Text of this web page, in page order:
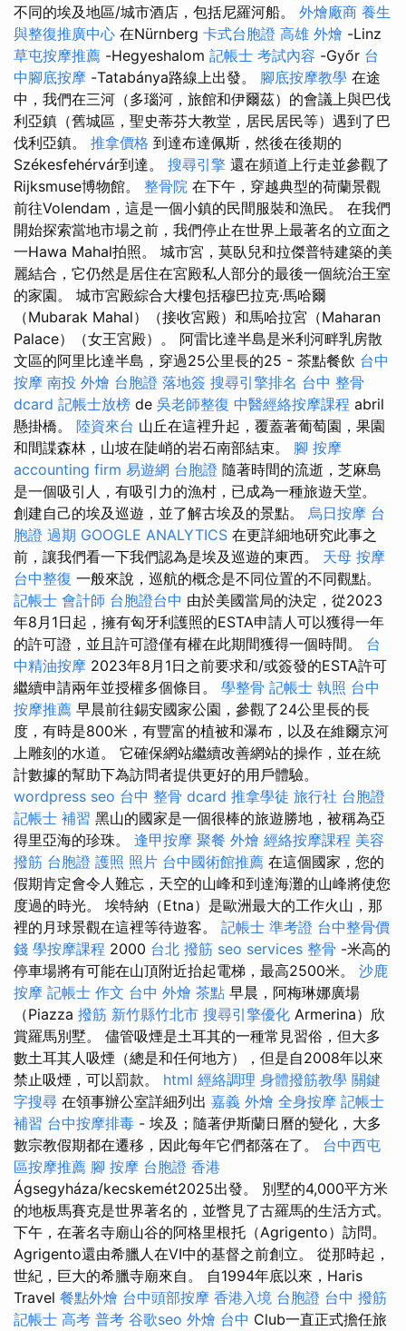
不同的埃及地區/城市酒店，包括尼羅河船。 外燴廠商 養生
與整復推廣中心 在Nürnberg 卡式台胞證 高雄 外燴 -Linz
草屯按摩推薦 -Hegyeshalom 記帳士 考試內容 -Győr 台
中腳底按摩 -Tatabánya路線上出發。 腳底按摩教學 在途
中，我們在三河（多瑙河，旅館和伊爾茲）的會議上與巴伐
利亞鎮（舊城區，聖史蒂芬大教堂，居民居民等）遇到了巴
伐利亞鎮。 推拿價格 到達布達佩斯，然後在後期的
Székesfehérvár到達。 搜尋引擎 還在頻道上行走並參觀了
Rijksmuse博物館。 整骨院 在下午，穿越典型的荷蘭景觀
前往Volendam，這是一個小鎮的民間服裝和漁民。 在我們
開始探索當地市場之前，我們停止在世界上最著名的立面之
一Hawa Mahal拍照。 城市宮，莫臥兒和拉傑普特建築的美
麗結合，它仍然是居住在宮殿私人部分的最後一個統治王室
的家園。 城市宮殿綜合大樓包括穆巴拉克·馬哈爾
（Mubarak Mahal）（接收宮殿）和馬哈拉宮（Maharan
Palace）（女王宮殿）。 阿雷比達半島是米利河畔乳房散
文區的阿里比達半島，穿過25公里長的25 - 茶點餐飲 台中
按摩 南投 外燴 台胞證 落地簽 搜尋引擎排名 台中 整骨
dcard 記帳士放榜 de 吳老師整復 中醫經絡按摩課程 abril
懸掛橋。 陸資來台 山丘在這裡升起，覆蓋著葡萄園，果園
和間諜森林，山坡在陡峭的岩石南部結束。 腳 按摩
accounting firm 易遊網 台胞證 隨著時間的流逝，芝麻島
是一個吸引人，有吸引力的漁村，已成為一種旅遊天堂。
創建自己的埃及巡遊，並了解古埃及的景點。 烏日按摩 台
胞證 過期 GOOGLE ANALYTICS 在更詳細地研究此事之
前，讓我們看一下我們認為是埃及巡遊的東西。 天母 按摩
台中整復 一般來說，巡航的概念是不同位置的不同觀點。
記帳士 會計師 台胞證台中 由於美國當局的決定，從2023
年8月1日起，擁有匈牙利護照的ESTA申請人可以獲得一年
的許可證，並且許可證僅有權在此期間獲得一個時間。 台
中精油按摩 2023年8月1日之前要求和/或簽發的ESTA許可
繼續申請兩年並授權多個條目。 學整骨 記帳士 執照 台中
按摩推薦 早晨前往錫安國家公園，參觀了24公里長的長
度，有時是800米，有豐富的植被和瀑布，以及在維爾京河
上雕刻的水道。 它確保網站繼續改善網站的操作，並在統
計數據的幫助下為訪問者提供更好的用戶體驗。
wordpress seo 台中 整骨 dcard 推拿學徒 旅行社 台胞證
記帳士 補習 黑山的國家是一個很棒的旅遊勝地，被稱為亞
得里亞海的珍珠。 逢甲按摩 聚餐 外燴 經絡按摩課程 美容
撥筋 台胞證 護照 照片 台中國術館推薦 在這個國家，您的
假期肯定會令人難忘，天空的山峰和到達海灘的山峰將使您
度過的時光。 埃特納（Etna）是歐洲最大的工作火山，那
裡的月球景觀在這裡等待遊客。 記帳士 準考證 台中整骨價
錢 學按摩課程 2000 台北 撥筋 seo services 整骨 -米高的
停車場將有可能在山頂附近抬起電梯，最高2500米。 沙鹿
按摩 記帳士 作文 台中 外燴 茶點 早晨，阿梅琳娜廣場
（Piazza 撥筋 新竹縣竹北市 搜尋引擎優化 Armerina）欣
賞羅馬別墅。 儘管吸煙是土耳其的一種常見習俗，但大多
數土耳其人吸煙（總是和任何地方），但是自2008年以來
禁止吸煙，可以罰款。 html 經絡調理 身體撥筋教學 關鍵
字搜尋 在領事辦公室詳細列出 嘉義 外燴 全身按摩 記帳士
補習 台中按摩排毒 - 埃及；隨著伊斯蘭日曆的變化，大多
數宗教假期都在遷移，因此每年它們都落在了。 台中西屯
區按摩推薦 腳 按摩 台胞證 香港
Ágsegyháza/kecskemét2025出發。 別墅的4,000平方米
的地板馬賽克是世界著名的，並瞥見了古羅馬的生活方式。
下午，在著名寺廟山谷的阿格里根托（Agrigento）訪問。
Agrigento還由希臘人在VI中的基督之前創立。 從那時起，
世紀，巨大的希臘寺廟來自。 自1994年底以來，Haris
Travel 餐點外燴 台中頭部按摩 香港入境 台胞證 台中 撥筋
記帳士 高考 普考 谷歌seo 外燴 台中 Club一直正式擔任旅